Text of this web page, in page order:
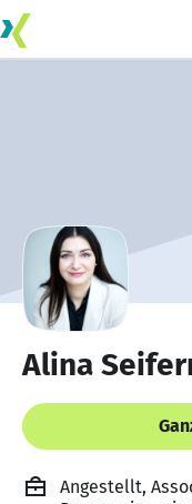
Alina
Angestellt,